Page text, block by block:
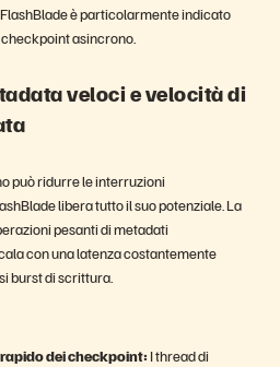
è particolarmente indicato
asincrono.
veloci e velocità di
può ridurre le interruzioni
libera tutto il suo potenziale. La
pesanti di metadati
con una latenza costantemente
burst di scrittura.
dei checkpoint: I thread di